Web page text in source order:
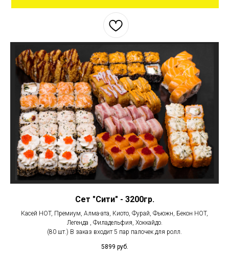
Сет "Сити" - 3200гр.
Касей HOT, Премиум, Алма-ата, Киото, Фурай, Фьюжн, Бекон HOT,
Легенда , Филадельфия, Хоккайдо.
(80 шт.) В заказ входит 5 пар палочек для ролл.
5899 руб.